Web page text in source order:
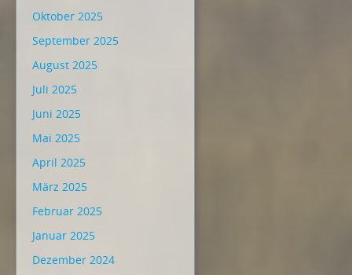
Oktober 2025
September 2025
August 2025
Juli 2025
Juni 2025
Mai 2025
April 2025
März 2025
Februar 2025
Januar 2025
Dezember 2024